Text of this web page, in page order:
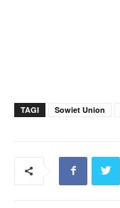
TAGI Sowiet Union